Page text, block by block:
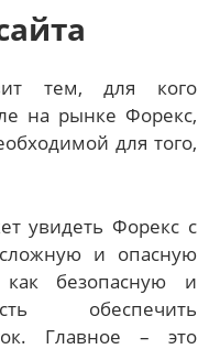
тем, для кого
на рынке Форекс,
для того,
увидеть Форекс с
и опасную
безопасную и
обеспечить
Главное – это